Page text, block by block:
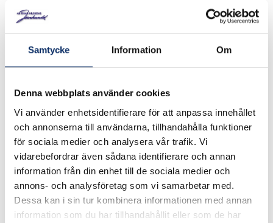
Samtycke Information Om
Denna webbplats använder cookies
Vi använder enhetsidentifierare för att anpassa innehållet
och annonserna till användarna, tillhandahålla funktioner
för sociala medier och analysera vår trafik. Vi
vidarebefordrar även sådana identifierare och annan
information från din enhet till de sociala medier och
annons- och analysföretag som vi samarbetar med.
Dessa kan i sin tur kombinera informationen med annan
information som du har tillhandahållit eller som de har
Rundstång i mässing
exkl. moms: 31kr
Vinkelprofil i mässing
137kr
exkl. moms: 110kr